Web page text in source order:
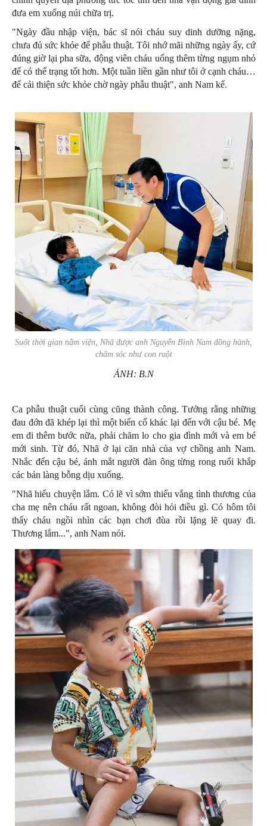
đưa em xuống núi chữa trị.
"Ngày đầu nhập viện, bác sĩ nói cháu suy dinh dưỡng nặng,
chưa đủ sức khỏe để phẫu thuật. Tôi nhớ mãi những ngày ấy, cứ
đúng giờ lại pha sữa, động viên cháu uống thêm từng ngụm nhỏ
để có thể trạng tốt hơn. Một tuần liền gần như tôi ở cạnh cháu…
để cải thiện sức khỏe chờ ngày phẫu thuật", anh Nam kể.
Suốt thời gian nằm viện, Nhã được anh Nguyễn Bình Nam đồng hành,
chăm sóc như con ruột
ẢNH: B.N
Ca phẫu thuật cuối cùng cũng thành công. Tưởng rằng những
đau đớn đã khép lại thì một biến cố khác lại đến với cậu bé. Mẹ
em đi thêm bước nữa, phải chăm lo cho gia đình mới và em bé
mới sinh. Từ đó, Nhã ở lại căn nhà của vợ chồng anh Nam.
Nhắc đến cậu bé, ánh mắt người đàn ông từng rong ruổi khắp
các bản làng bỗng dịu xuống.
"Nhã hiểu chuyện lắm. Có lẽ vì sớm thiếu vắng tình thương của
cha mẹ nên cháu rất ngoan, không đòi hỏi điều gì. Có hôm tôi
thấy cháu ngồi nhìn các bạn chơi đùa rồi lặng lẽ quay đi.
Thương lắm...", anh Nam nói.